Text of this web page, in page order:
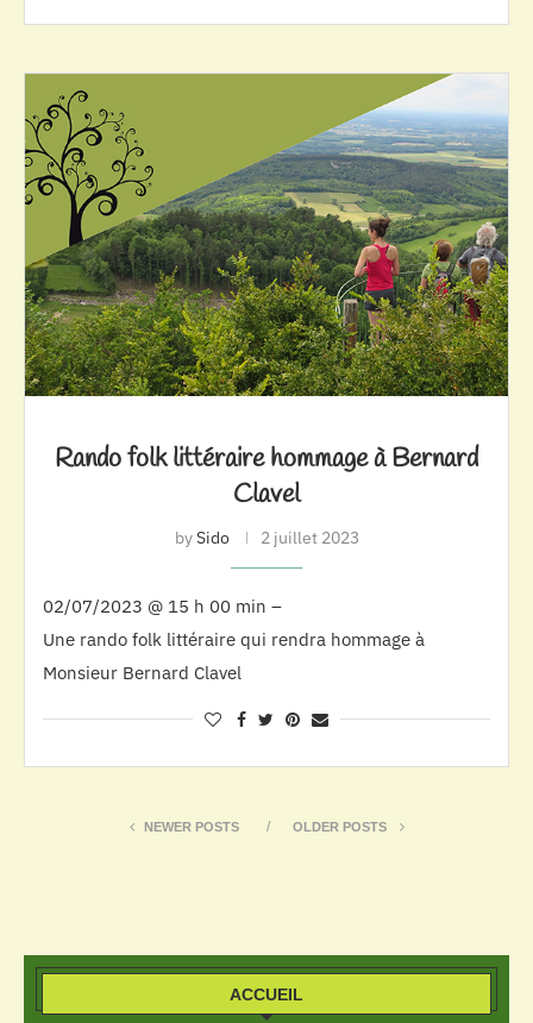
Rando folk littéraire hommage à Bernard
Clavel
bySido 2 juillet 2023
02/07/2023 @ 15 h 00 min –
Une rando folk littéraire qui rendra hommage à
Monsieur Bernard Clavel
NEWER POSTS OLDER POSTS
ACCUEIL